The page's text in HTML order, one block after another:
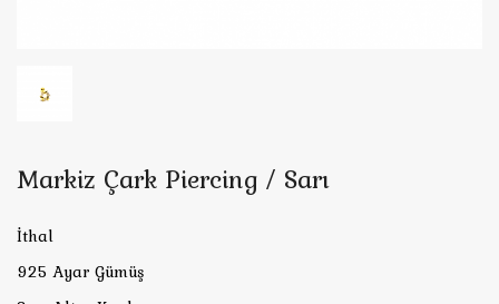
Markiz Çark Piercing / Sarı
İthal
925 Ayar Gümüş